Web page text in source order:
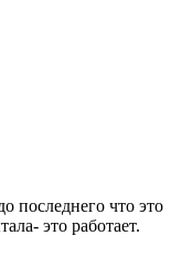
последнего что это
это работает.